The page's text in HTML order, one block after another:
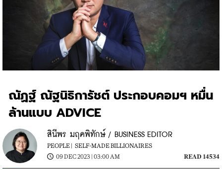
ณัฏฐ์ ณัฐนิธิการัชต์ ประกอบคอมฯ หมื่น
ล้านแบบ ADVICE
สินีพร มฤคพิทักษ์ / BUSINESS EDITOR
PEOPLE | SELF-MADE BILLIONAIRES
09 DEC 2023 | 03:00 AM
READ 14534